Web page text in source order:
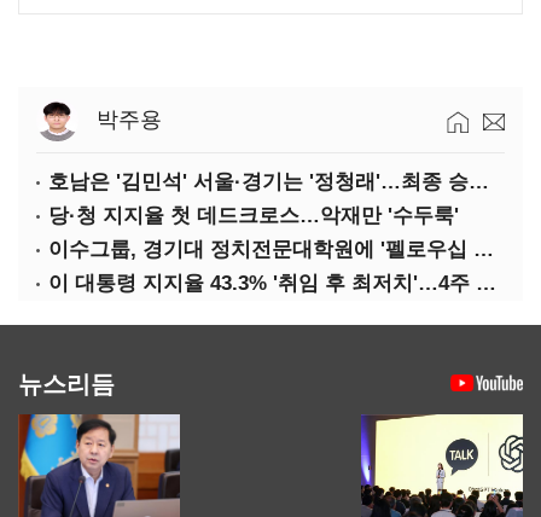
박주용
호남은 '김민석' 서울·경기는 '정청래'…최종 승자는 '안갯속'
당·청 지지율 첫 데드크로스…악재만 '수두룩'
이수그룹, 경기대 정치전문대학원에 '펠로우십 기금' 3900만원 출연
이 대통령 지지율 43.3% '취임 후 최저치'…4주 연속 '하락'
뉴스리듬